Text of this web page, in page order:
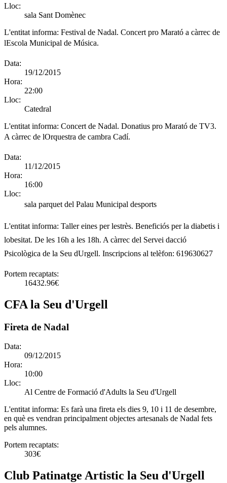
Lloc:
sala Sant Domènec
L'entitat informa: Festival de Nadal. Concert pro Marató a càrrec de
lEscola Municipal de Música.
Data:
19/12/2015
Hora:
22:00
Lloc:
Catedral
L'entitat informa: Concert de Nadal. Donatius pro Marató de TV3.
A càrrec de lOrquestra de cambra Cadí.
Data:
11/12/2015
Hora:
16:00
Lloc:
sala parquet del Palau Municipal desports
L'entitat informa: Taller eines per lestrès. Beneficiós per la diabetis i
lobesitat. De les 16h a les 18h. A càrrec del Servei dacció
Psicològica de la Seu dUrgell. Inscripcions al telèfon: 619630627
Portem recaptats:
16432.96€
CFA la Seu d'Urgell
Fireta de Nadal
Data:
09/12/2015
Hora:
10:00
Lloc:
Al Centre de Formació d'Adults la Seu d'Urgell
L'entitat informa: Es farà una fireta els dies 9, 10 i 11 de desembre,
en què es vendran principalment objectes artesanals de Nadal fets
pels alumnes.
Portem recaptats:
303€
Club Patinatge Artistic la Seu d'Urgell